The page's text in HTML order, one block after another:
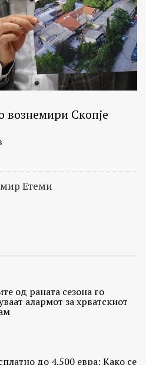
вознемири Скопје
Етеми
од раната сезона го
алармот за хрватскиот
до 4.500 евра: Како се